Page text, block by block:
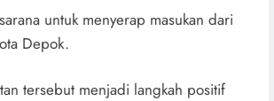
untuk menyerap masukan dari
Depok.
tersebut menjadi langkah positif